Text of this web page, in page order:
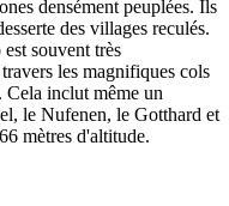
densément peuplées. Ils
des villages reculés.
souvent très
les magnifiques cols
Cela inclut même un
le Nufenen, le Gotthard et
mètres d'altitude.